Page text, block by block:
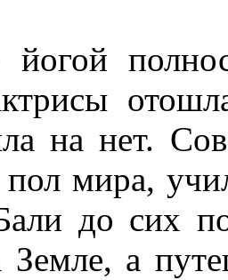
йогой
на нет.
пол мира,
до сих
Земле, а